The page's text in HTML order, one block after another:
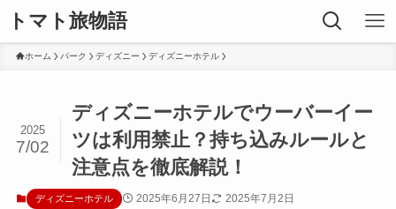
トマト旅物語
ホーム パーク ディズニー ディズニーホテル
ディズニーホテルでウーバーイー
ツは利用禁止？持ち込みルールと
注意点を徹底解説！
2025
7/02
ディズニーホテル 2025年6月27日 2025年7月2日